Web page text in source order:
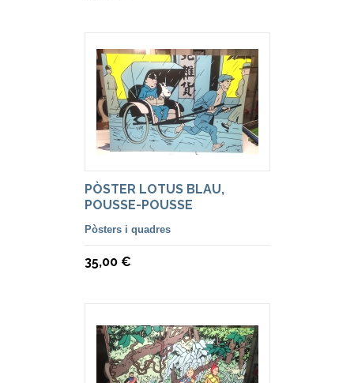
PÒSTER LOTUS BLAU,
POUSSE-POUSSE
Pòsters i quadres
35,00 €